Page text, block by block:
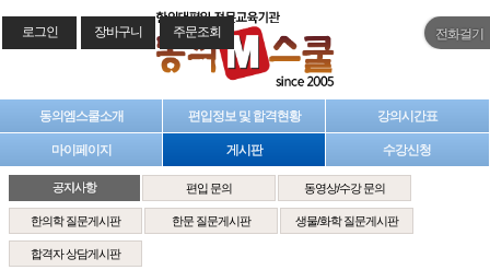
전화걸기
동의엠스쿨소개 편입정보 및 합격현황 강의시간표
마이페이지 게시판 수강신청
공지사항 편입 문의 동영상/수강 문의
한의학 질문게시판 한문 질문게시판 생물/화학 질문게시판
합격자 상담게시판
로그인 장바구니 주문조회